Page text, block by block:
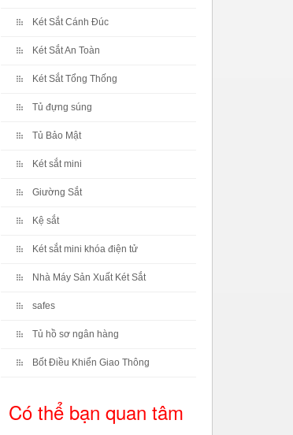
Két Sắt Cánh Đúc
Két Sắt An Toàn
Két Sắt Tổng Thống
Tủ đựng súng
Tủ Bảo Mật
Két sắt mini
Giường Sắt
Kệ sắt
Két sắt mini khóa điện tử
Nhà Máy Sản Xuất Két Sắt
safes
Tủ hồ sơ ngân hàng
Bốt Điều Khiển Giao Thông
Có thể bạn quan tâm